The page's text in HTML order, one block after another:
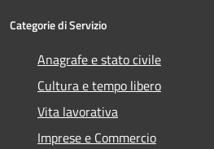
Categorie di Servizio
Anagrafe e stato civile
Cultura e tempo libero
Vita lavorativa
Imprese e Commercio